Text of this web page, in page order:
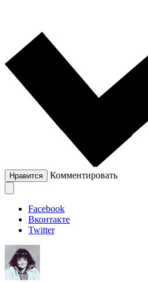
Нравится Комментировать
Facebook
Вконтакте
Twitter